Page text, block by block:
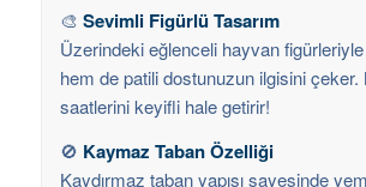
🎨 Sevimli Figürlü Tasarım
Üzerindeki eğlenceli hayvan
hem de patili dostunuzun ilgisini çeker.
saatlerini keyifli hale getirir!
🚫 Kaymaz Taban Özelliği
Kaydırmaz taban yapısı sayesinde